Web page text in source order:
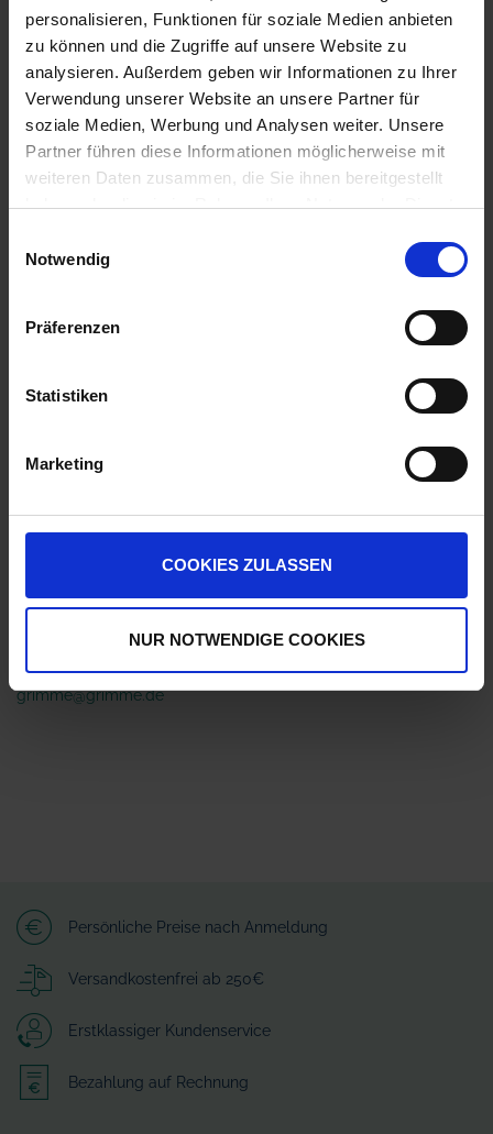
personalisieren, Funktionen für soziale Medien anbieten
zu können und die Zugriffe auf unsere Website zu
analysieren. Außerdem geben wir Informationen zu Ihrer
Verwendung unserer Website an unsere Partner für
soziale Medien, Werbung und Analysen weiter. Unsere
Partner führen diese Informationen möglicherweise mit
weiteren Daten zusammen, die Sie ihnen bereitgestellt
haben oder die sie im Rahmen Ihrer Nutzung der Dienste
Notwendig
Präferenzen
Statistiken
Marketing
COOKIES ZULASSEN
NUR NOTWENDIGE COOKIES
Anmelden für Ihren persönlichen Preis
76,95 € / St
ab Mittwoch, 12. August 2026
QTY_CONTROL_DECREASE
IN DEN WARENKORB
Jetzt 7 Ährenpunkte pro 1 Stück sichern.
ZUR VERGLEICHSLISTE HINZUFÜGEN
Herstellerinformationen (GPSR)
Hunteburger Straße 32
49401 Damme
grimme@grimme.de
Persönliche Preise nach Anmeldung
Versandkostenfrei ab 250€
Erstklassiger Kundenservice
Bezahlung auf Rechnung